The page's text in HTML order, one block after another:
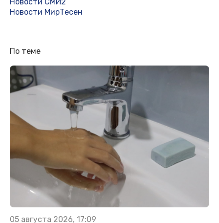
Новости МирТесен
По теме
05 августа 2026, 17:09